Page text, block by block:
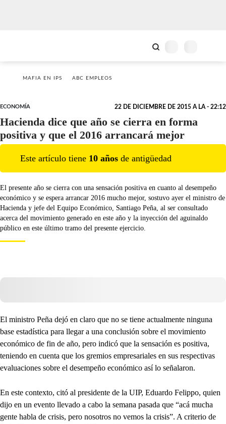
MAFIA EN IPS ABC EMPLEOS
ECONOMÍA 22 DE DICIEMBRE DE 2015 A LA - 22:12
Hacienda dice que año se cierra en forma
positiva y que el 2016 arrancará mejor
Este artículo tiene 10 años de antigüedad
El presente año se cierra con una sensación positiva en cuanto al desempeño
económico y se espera arrancar 2016 mucho mejor, sostuvo ayer el ministro de
Hacienda y jefe del Equipo Económico, Santiago Peña, al ser consultado
acerca del movimiento generado en este año y la inyección del aguinaldo
público en este último tramo del presente ejercicio.
El ministro Peña dejó en claro que no se tiene actualmente ninguna
base estadística para llegar a una conclusión sobre el movimiento
económico de fin de año, pero indicó que la sensación es positiva,
teniendo en cuenta que los gremios empresariales en sus respectivas
evaluaciones sobre el desempeño económico así lo señalaron.
En este contexto, citó al presidente de la UIP, Eduardo Felippo, quien
dijo en un evento llevado a cabo la semana pasada que “acá mucha
gente habla de crisis, pero nosotros no vemos la crisis”. A criterio de